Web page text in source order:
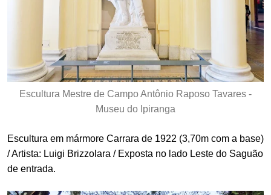
Escultura Mestre de Campo Antônio Raposo Tavares -
Museu do Ipiranga
Escultura em mármore Carrara de 1922 (3,70m com a base)
/ Artista: Luigi Brizzolara / Exposta no lado Leste do Saguão
de entrada.